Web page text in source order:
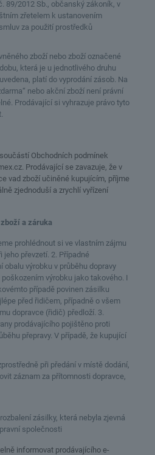
89/2012 Sb., občanský zákoník, v
zřetelem k ustanovením
za použití prostředků
zboží nebo zboží označené
která je u jednotlivého druhu
platí do vyprodání zásob. Na
nebo akční zboží není právní
Prodávající si vyhrazuje právo tyto
Obchodních podmínek
Prodávající se zavazuje, že v
vad zboží učiněné kupujícím, příjme
zjednoduší a zrychlí vyřízení
a záruka
prohlédnout si ve vlastním zájmu
jeho převzetí. 2. Případné
obalu výrobku v průběhu dopravy
výrobku jako takového. I
případě povinen zásilku
před řidičem, případně o všem
dopravce (řidič) předloží. 3.
prodávajícího pojištěno proti
přepravy. V případě, že kupující
při předání v místě dodání,
záznam za přítomnosti dopravce,
zásilky, která nebyla zjevná
společnosti
informovat prodávajícího e-